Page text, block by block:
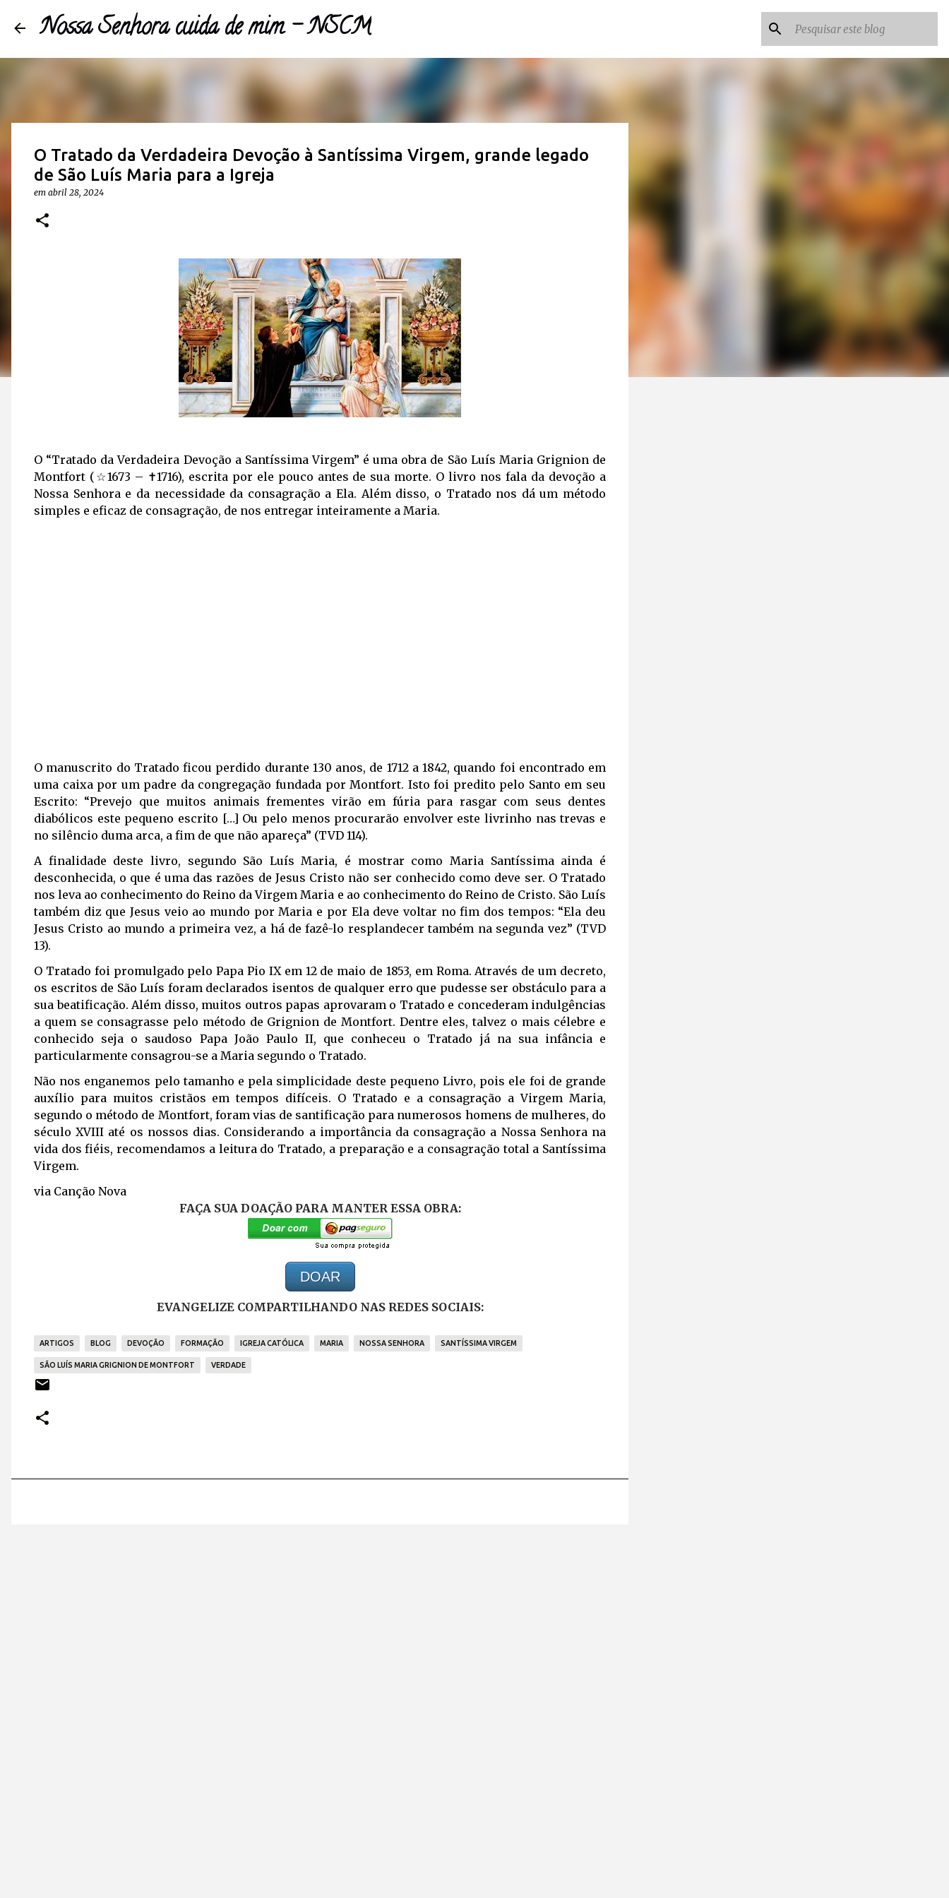
Nossa Senhora cuida de mim - NSCM
O Tratado da Verdadeira Devoção à Santíssima Virgem, grande legado
de São Luís Maria para a Igreja
em abril 28, 2024
O “Tratado da Verdadeira Devoção a Santíssima Virgem” é uma obra de São Luís Maria Grignion de
Montfort (☆1673 – ✝1716), escrita por ele pouco antes de sua morte. O livro nos fala da devoção a
Nossa Senhora e da necessidade da consagração a Ela. Além disso, o Tratado nos dá um método
simples e eficaz de consagração, de nos entregar inteiramente a Maria.
O manuscrito do Tratado ficou perdido durante 130 anos, de 1712 a 1842, quando foi encontrado em
uma caixa por um padre da congregação fundada por Montfort. Isto foi predito pelo Santo em seu
Escrito: “Prevejo que muitos animais frementes virão em fúria para rasgar com seus dentes
diabólicos este pequeno escrito […] Ou pelo menos procurarão envolver este livrinho nas trevas e
no silêncio duma arca, a fim de que não apareça” (TVD 114).
A finalidade deste livro, segundo São Luís Maria, é mostrar como Maria Santíssima ainda é
desconhecida, o que é uma das razões de Jesus Cristo não ser conhecido como deve ser. O Tratado
nos leva ao conhecimento do Reino da Virgem Maria e ao conhecimento do Reino de Cristo. São Luís
também diz que Jesus veio ao mundo por Maria e por Ela deve voltar no fim dos tempos: “Ela deu
Jesus Cristo ao mundo a primeira vez, a há de fazê-lo resplandecer também na segunda vez” (TVD
13).
O Tratado foi promulgado pelo Papa Pio IX em 12 de maio de 1853, em Roma. Através de um decreto,
os escritos de São Luís foram declarados isentos de qualquer erro que pudesse ser obstáculo para a
sua beatificação. Além disso, muitos outros papas aprovaram o Tratado e concederam indulgências
a quem se consagrasse pelo método de Grignion de Montfort. Dentre eles, talvez o mais célebre e
conhecido seja o saudoso Papa João Paulo II, que conheceu o Tratado já na sua infância e
particularmente consagrou-se a Maria segundo o Tratado.
Não nos enganemos pelo tamanho e pela simplicidade deste pequeno Livro, pois ele foi de grande
auxílio para muitos cristãos em tempos difíceis. O Tratado e a consagração a Virgem Maria,
segundo o método de Montfort, foram vias de santificação para numerosos homens de mulheres, do
século XVIII até os nossos dias. Considerando a importância da consagração a Nossa Senhora na
vida dos fiéis, recomendamos a leitura do Tratado, a preparação e a consagração total a Santíssima
Virgem.
via Canção Nova
FAÇA SUA DOAÇÃO PARA MANTER ESSA OBRA:
DOAR
EVANGELIZE COMPARTILHANDO NAS REDES SOCIAIS:
ARTIGOS BLOG DEVOÇÃO FORMAÇÃO IGREJA CATÓLICA MARIA NOSSA SENHORA SANTÍSSIMA VIRGEM
SÃO LUÍS MARIA GRIGNION DE MONTFORT VERDADE